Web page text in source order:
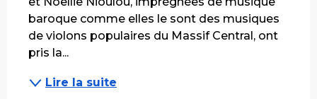
baroque comme elles le sont des musiques
de violons populaires du Massif Central, ont
pris la...
Lire la suite